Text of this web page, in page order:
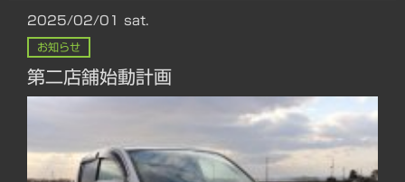
2025/02/01 sat.
お知らせ
第二店舗始動計画